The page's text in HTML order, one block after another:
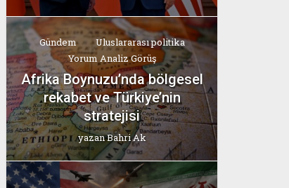
Gündem
Uluslararası politika
Yorum Analiz Görüş
Afrika Boynuzu’nda bölgesel
rekabet ve Türkiye’nin
stratejisi
yazanBahri Ak